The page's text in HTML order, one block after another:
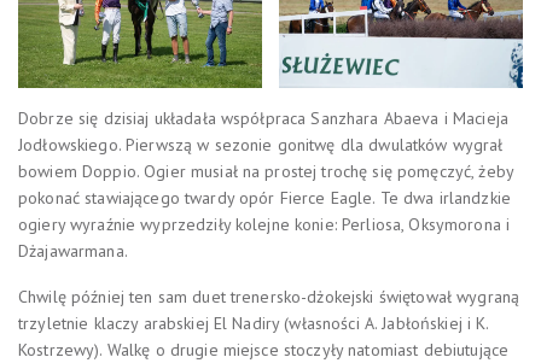
Dobrze się dzisiaj układała współpraca Sanzhara Abaeva i Macieja
Jodłowskiego. Pierwszą w sezonie gonitwę dla dwulatków wygrał
bowiem Doppio. Ogier musiał na prostej trochę się pomęczyć, żeby
pokonać stawiającego twardy opór Fierce Eagle. Te dwa irlandzkie
ogiery wyraźnie wyprzedziły kolejne konie: Perliosa, Oksymorona i
Dżajawarmana.
Chwilę później ten sam duet trenersko-dżokejski świętował wygraną
trzyletnie klaczy arabskiej El Nadiry (własności A. Jabłońskiej i K.
Kostrzewy). Walkę o drugie miejsce stoczyły natomiast debiutujące